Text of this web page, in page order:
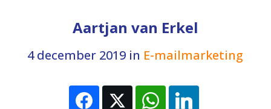
Aartjan van Erkel
4 december 2019 in E-mailmarketing